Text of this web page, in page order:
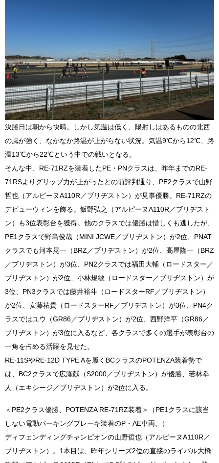
決勝日は朝から快晴。しかし気温は低く、陽射しはあるものの北西
の風が強く、なかなか路温が上がらない状況。気温9℃から12℃、路
温13℃から22℃という中での戦いとなる。
そんな中、RE-71RZを装着したPE・PNクラスは、昨年までのRE-
71RSよりグリップ力が上がったとの前評判通り、PE2クラスで山野
哲也（アルピーヌA110R／ブリヂストン）が見事優勝。RE-71RZの
デビューウィンを飾る。飯野弘之（アルピーヌA110R／ブリヂスト
ン）も3位表彰台を獲得。他のクラスでは優勝は惜しくも逃したが、
PE1クラスで野島俊哉（MINI JCWE／ブリヂストン）が2位、PNAT
クラスでも河本晃一（BRZ／ブリヂストン）が2位、高屋隆一（BRZ
／ブリヂストン）が3位、PN2クラスでは福田大輔（ロードスター／
ブリヂストン）が2位、小林規敏（ロードスター／ブリヂストン）が
3位、PN3クラスでは藤井裕斗（ロードスターRF／ブリヂストン）
が2位、安藤祐貴（ロードスターRF／ブリヂストン）が3位、PN4ク
ラスではユウ（GR86／ブリヂストン）が2位、西野洋平（GR86／
ブリヂストン）が3位に入るなど、各クラスで多くの選手が表彰台の
一角を占める活躍を見せた。
RE-11SやRE-12D TYPE Aを履くBCクラスのPOTENZA装着勢で
は、BC2クラスで広瀬献（S2000／ブリヂストン）が優勝、若林拳
人（エキシージ／ブリヂストン）が2位に入る。
＜PE2クラス優勝、POTENZA RE-71RZ装着＞（PE1クラスに該当
しない電動パーキングブレーキ装着のP・AE車両。）
ディフェンディングチャンピオンの山野哲也（アルピーヌA110R／
ブリヂストン）。1本目は、昨年シリーズ2位の直接のライバル大橋